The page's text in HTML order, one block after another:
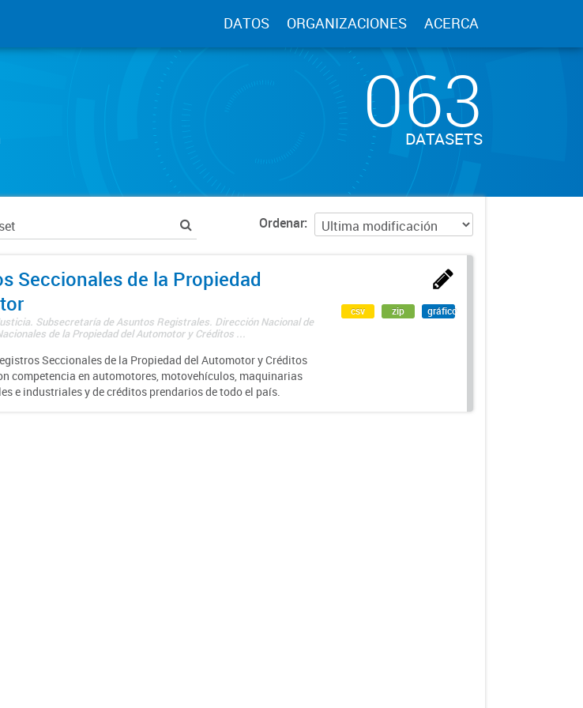
DATOS ORGANIZACIONES ACERCA
063
DATASETS
Ordenar
Seccionales de la Propiedad
Subsecretaría de Asuntos Registrales. Dirección Nacional de
de la Propiedad del Automotor y Créditos ...
Seccionales de la Propiedad del Automotor y Créditos
competencia en automotores, motovehículos, maquinarias
e industriales y de créditos prendarios de todo el país.
csv zip gráfico